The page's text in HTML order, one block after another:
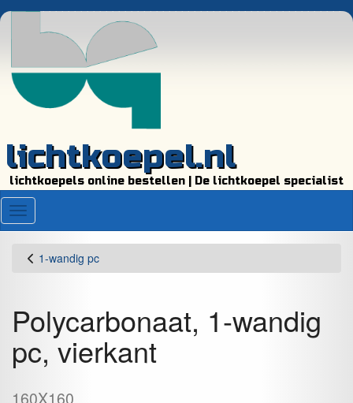
lichtkoepel.nl
lichtkoepels online bestellen | De lichtkoepel specialist
Menu
1-wandig pc
Polycarbonaat, 1-wandig
pc, vierkant
160X160